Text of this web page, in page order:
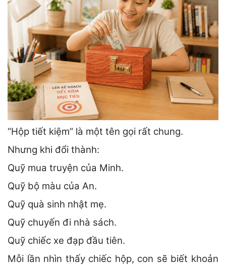
“Hộp tiết kiệm” là một tên gọi rất chung.
Nhưng khi đổi thành:
Quỹ mua truyện của Minh.
Quỹ bộ màu của An.
Quỹ quà sinh nhật mẹ.
Quỹ chuyến đi nhà sách.
Quỹ chiếc xe đạp đầu tiên.
Mỗi lần nhìn thấy chiếc hộp, con sẽ biết khoản